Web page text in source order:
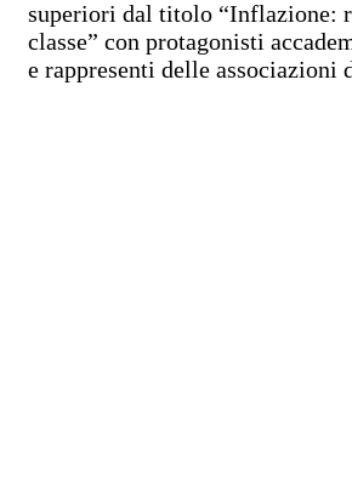
superiori dal titolo “Inflazione:
classe” con protagonisti
e rappresenti delle associazioni